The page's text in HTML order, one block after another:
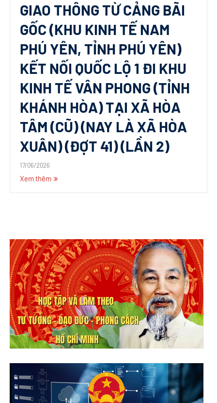
GIAO THÔNG TỪ CẢNG BÃI
GỐC (KHU KINH TẾ NAM
PHÚ YÊN, TỈNH PHÚ YÊN)
KẾT NỐI QUỐC LỘ 1 ĐI KHU
KINH TẾ VÂN PHONG (TỈNH
KHÁNH HÒA) TẠI XÃ HÒA
TÂM (CŨ) (NAY LÀ XÃ HÒA
XUÂN) (ĐỢT 41) (LẦN 2)
17/06/2026
Xem thêm